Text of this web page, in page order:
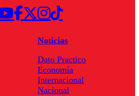
Noticias
Dato Practico
Economía
Internacional
Nacional